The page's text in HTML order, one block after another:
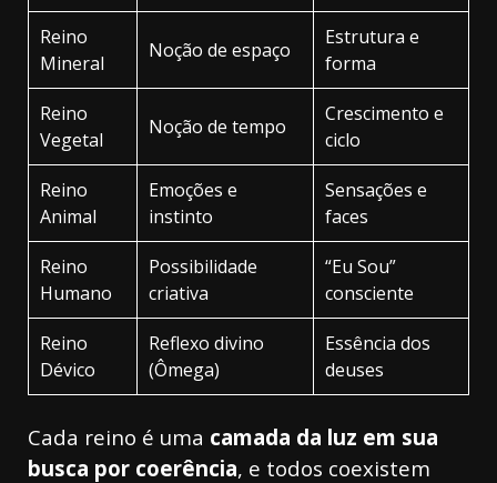
Reino
Mineral
Noção de espaço
Estrutura e
forma
Reino
Vegetal
Noção de tempo
Crescimento e
ciclo
Reino
Animal
Emoções e
instinto
Sensações e
faces
Reino
Humano
Possibilidade
criativa
“Eu Sou”
consciente
Reino
Dévico
Reflexo divino
(Ômega)
Essência dos
deuses
Cada reino é uma camada da luz em sua
busca por coerência, e todos coexistem